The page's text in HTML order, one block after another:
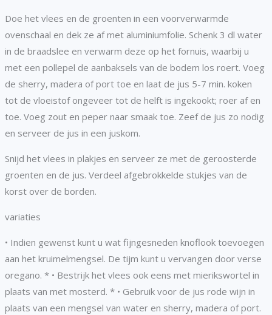
Doe het vlees en de groenten in een voorverwarmde
ovenschaal en dek ze af met aluminiumfolie. Schenk 3 dl water
in de braadslee en verwarm deze op het fornuis, waarbij u
met een pollepel de aanbaksels van de bodem los roert. Voeg
de sherry, madera of port toe en laat de jus 5-7 min. koken
tot de vloeistof ongeveer tot de helft is ingekookt; roer af en
toe. Voeg zout en peper naar smaak toe. Zeef de jus zo nodig
en serveer de jus in een juskom.
Snijd het vlees in plakjes en serveer ze met de geroosterde
groenten en de jus. Verdeel afgebrokkelde stukjes van de
korst over de borden.
variaties
• Indien gewenst kunt u wat fijngesneden knoflook toevoegen
aan het kruimelmengsel. De tijm kunt u vervangen door verse
oregano. * • Bestrijk het vlees ook eens met mierikswortel in
plaats van met mosterd. * • Gebruik voor de jus rode wijn in
plaats van een mengsel van water en sherry, madera of port.